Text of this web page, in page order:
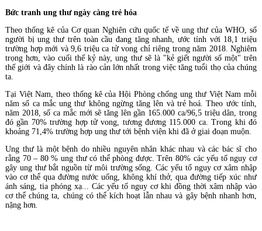
Bức tranh ung thư ngày càng trẻ hóa
Theo thống kê của Cơ quan Nghiên cứu quốc tế về ung thư của WHO, số
người bị ung thư trên toàn cầu đang tăng nhanh, ước tính với 18,1 triệu
trường hợp mới và 9,6 triệu ca tử vong chỉ riêng trong năm 2018. Nghiêm
trọng hơn, vào cuối thế kỷ này, ung thư sẽ là "kẻ giết người số một" trên
thế giới và đây chính là rào cản lớn nhất trong việc tăng tuổi thọ của chúng
ta.
Tại Việt Nam, theo thống kê của Hội Phòng chống ung thư Việt Nam mỗi
năm số ca mắc ung thư không ngừng tăng lên và trẻ hoá. Theo ước tính,
năm 2018, số ca mắc mới sẽ tăng lên gần 165.000 ca/96,5 triệu dân, trong
đó gần 70% trường hợp tử vong, tương đương 115.000 ca. Trong khi đó
khoảng 71,4% trường hợp ung thư tới bệnh viện khi đã ở giai đoạn muộn.
Ung thư là một bệnh do nhiều nguyên nhân khác nhau và các bác sĩ cho
rằng 70 – 80 % ung thư có thể phòng được. Trên 80% các yếu tố nguy cơ
gây ung thư bắt nguồn từ môi trường sống. Các yếu tố nguy cơ xâm nhập
vào cơ thể qua đường nước uống, không khí thở, qua đường tiếp xúc như
ánh sáng, tia phóng xạ... Các yếu tố nguy cơ khi đồng thời xâm nhập vào
cơ thể chúng ta, chúng có thể kích hoạt lẫn nhau và gây bệnh nhanh hơn,
nặng hơn.